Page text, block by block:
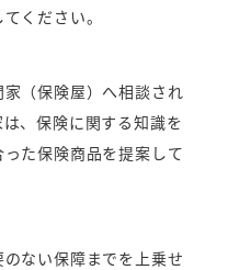
ください。
（保険屋）へ相談され
、保険に関する知識を
た保険商品を提案して
ない保障までを上乗せ